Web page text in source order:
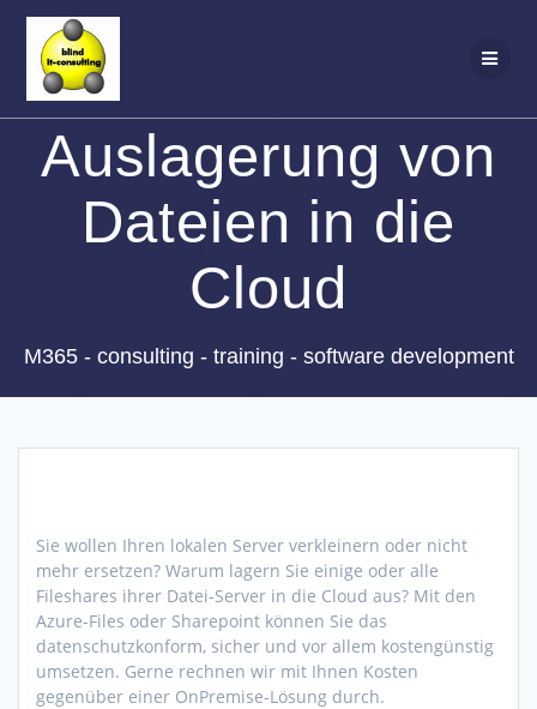
Auslagerung von
Dateien in die
Cloud
M365 - consulting - training - software development
Sie wollen Ihren lokalen Server verkleinern oder nicht
mehr ersetzen? Warum lagern Sie einige oder alle
Fileshares ihrer Datei-Server in die Cloud aus? Mit den
Azure-Files oder Sharepoint können Sie das
datenschutzkonform, sicher und vor allem kostengünstig
umsetzen. Gerne rechnen wir mit Ihnen Kosten
gegenüber einer OnPremise-Lösung durch.